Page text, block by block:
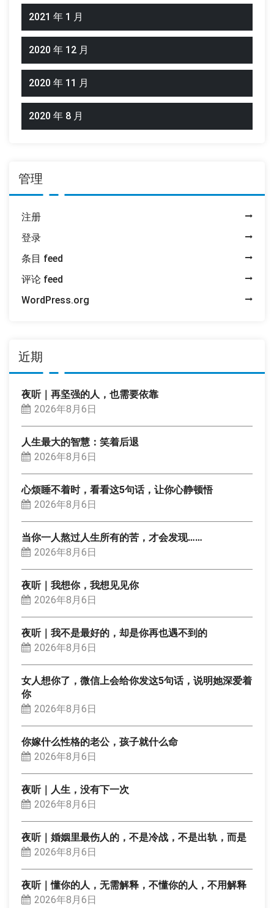
2021 年 1 月
2020 年 12 月
2020 年 11 月
2020 年 8 月
管理
注册
登录
条目 feed
评论 feed
WordPress.org
近期
夜听｜再坚强的人，也需要依靠
2026年8月6日
人生最大的智慧：笑着后退
2026年8月6日
心烦睡不着时，看看这5句话，让你心静顿悟
2026年8月6日
当你一人熬过人生所有的苦，才会发现……
2026年8月6日
夜听｜我想你，我想见见你
2026年8月6日
夜听｜我不是最好的，却是你再也遇不到的
2026年8月6日
女人想你了，微信上会给你发这5句话，说明她深爱着
你
2026年8月6日
你嫁什么性格的老公，孩子就什么命
2026年8月6日
夜听｜人生，没有下一次
2026年8月6日
夜听｜婚姻里最伤人的，不是冷战，不是出轨，而是
2026年8月6日
夜听｜懂你的人，无需解释，不懂你的人，不用解释
2026年8月6日